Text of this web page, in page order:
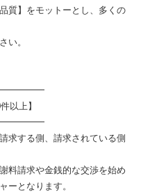
質】をモットーとし、多くの
い。
以上】
求する側、請求されている側
料請求や金銭的な交渉を始め
ーとなります。